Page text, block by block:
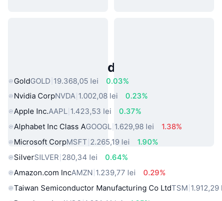
Active Populare din Lumea Reală
GoldGOLD 19.368,05 lei
0.03%
Nvidia CorpNVDA 1.002,08 lei
0.23%
Apple Inc.AAPL 1.423,53 lei
0.37%
Alphabet Inc Class AGOOGL 1.629,98 lei
1.38%
Microsoft CorpMSFT 2.265,19 lei
1.90%
SilverSILVER 280,34 lei
0.64%
Amazon.com IncAMZN 1.239,77 lei
0.29%
Taiwan Semiconductor Manufacturing Co LtdTSM 1.912,29